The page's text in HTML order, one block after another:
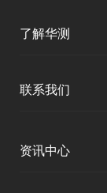
海洋测绘
精准农业
地灾监测
了解华测
投资者关系
联系我们
资讯中心